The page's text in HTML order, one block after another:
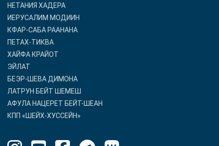
НЕТАНИЯ ХАДЕРА
ИЕРУСАЛИМ МОДИИН
КФАР-САБА РААНАНА
ПЕТАХ-ТИКВА
ХАЙФА КРАЙОТ
ЭЙЛАТ
БЕЭР-ШЕВА ДИМОНА
ЛАТРУН БЕЙТ ШЕМЕШ
АФУЛА НАЦЕРЕТ БЕЙТ-ШЕАН
КПП «ШЕЙХ-ХУССЕЙН»